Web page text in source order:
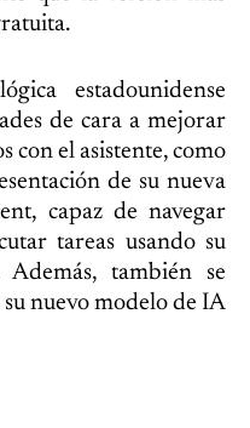
estadounidense
de cara a mejorar
con el asistente, como
de su nueva
capaz de navegar
tareas usando su
también se
nuevo modelo de IA